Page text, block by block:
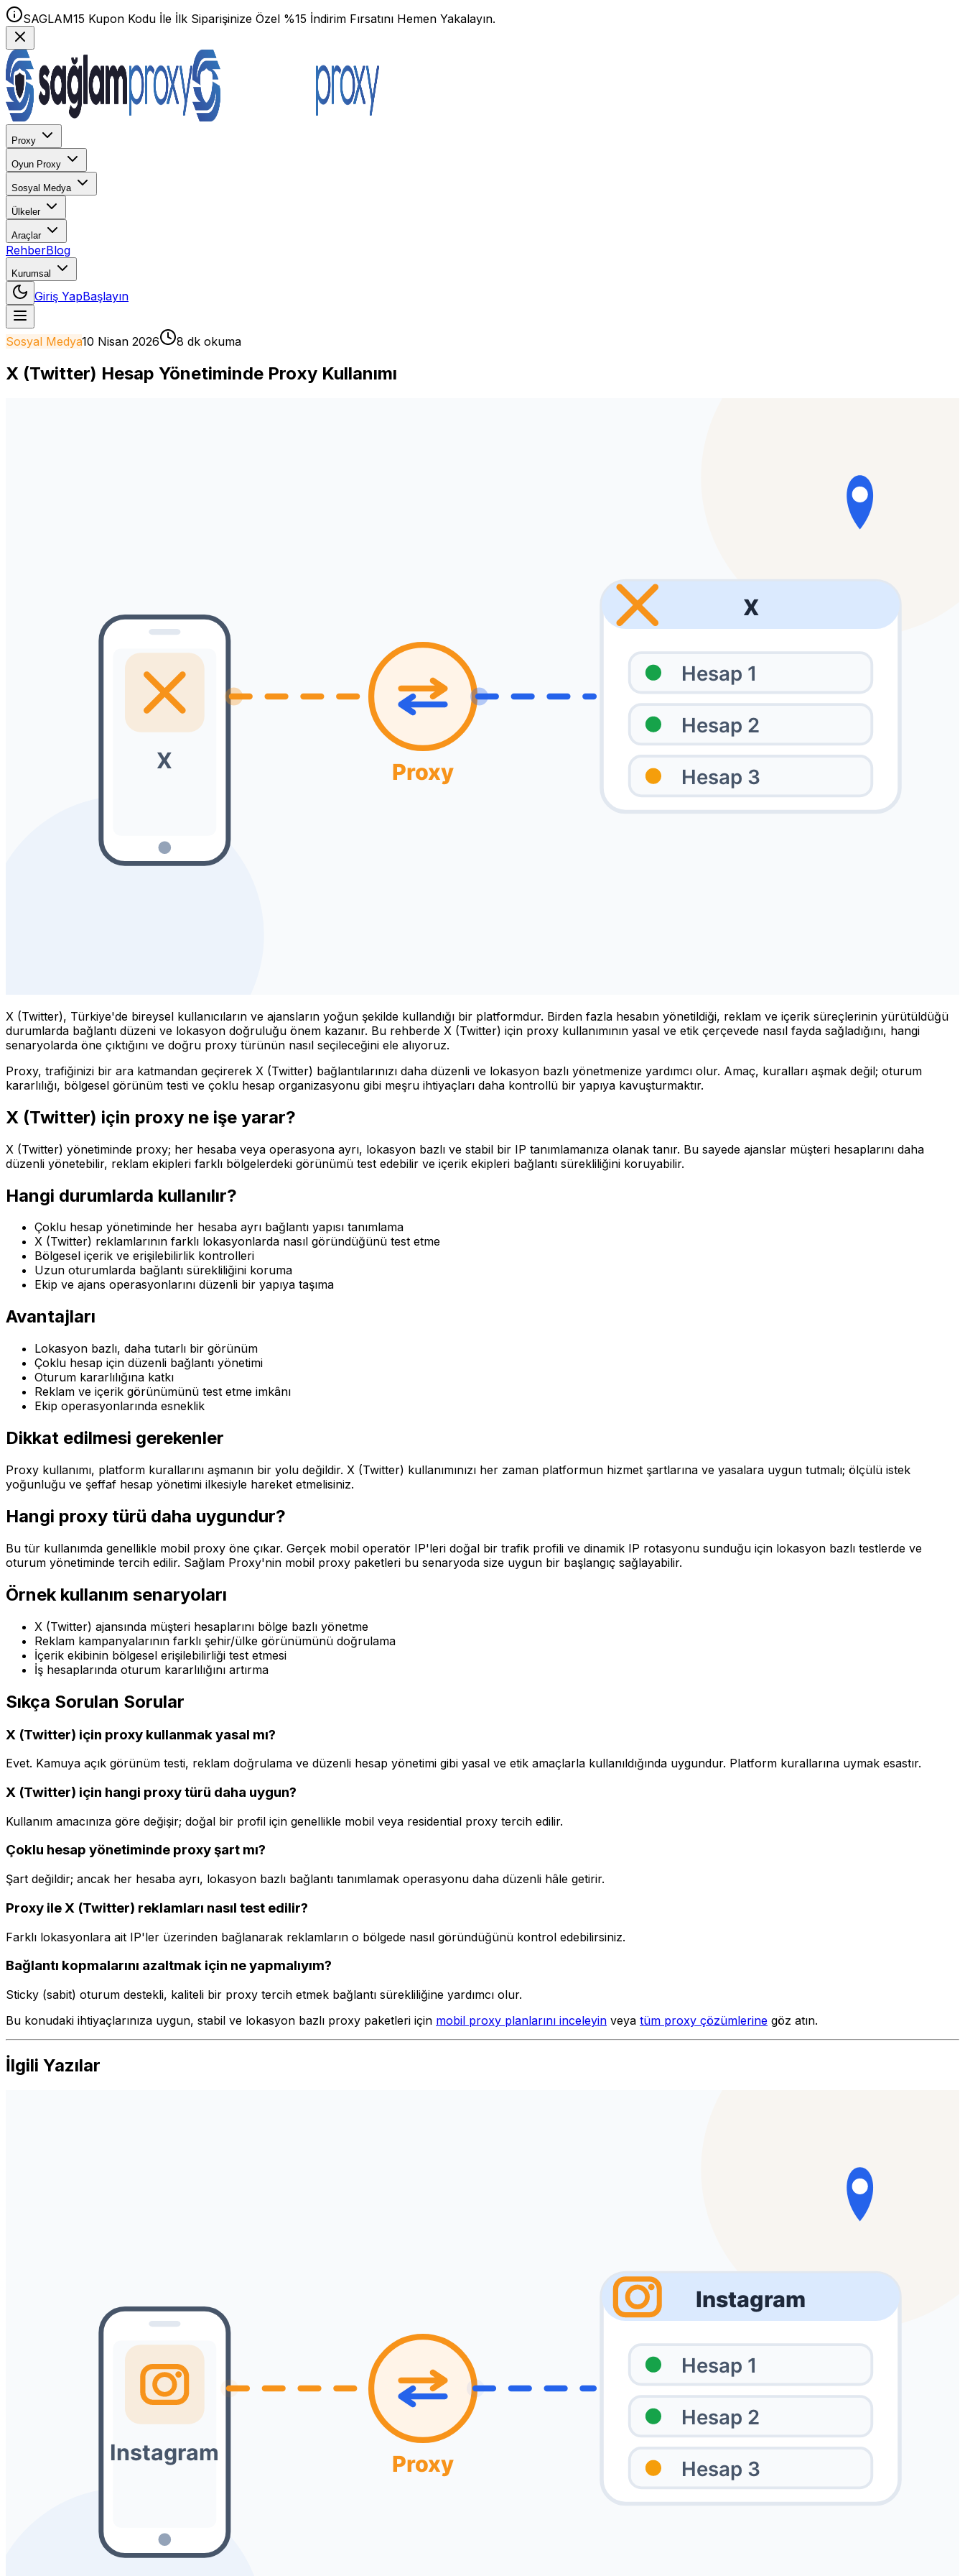
SAGLAM15 Kupon Kodu İle İlk Siparişinize Özel %15 İndirim Fırsatını Hemen Yakalayın.
Proxy
Oyun Proxy
Sosyal Medya
Ülkeler
Araçlar
RehberBlog
Kurumsal
Giriş YapBaşlayın
Sosyal Medya10 Nisan 2026 8 dk okuma
X (Twitter) Hesap Yönetiminde Proxy Kullanımı
X (Twitter), Türkiye'de bireysel kullanıcıların ve ajansların yoğun şekilde kullandığı bir platformdur. Birden fazla hesabın yönetildiği, reklam ve içerik süreçlerinin yürütüldüğü
durumlarda bağlantı düzeni ve lokasyon doğruluğu önem kazanır. Bu rehberde X (Twitter) için proxy kullanımının yasal ve etik çerçevede nasıl fayda sağladığını, hangi
senaryolarda öne çıktığını ve doğru proxy türünün nasıl seçileceğini ele alıyoruz.
Proxy, trafiğinizi bir ara katmandan geçirerek X (Twitter) bağlantılarınızı daha düzenli ve lokasyon bazlı yönetmenize yardımcı olur. Amaç, kuralları aşmak değil; oturum
kararlılığı, bölgesel görünüm testi ve çoklu hesap organizasyonu gibi meşru ihtiyaçları daha kontrollü bir yapıya kavuşturmaktır.
X (Twitter) için proxy ne işe yarar?
X (Twitter) yönetiminde proxy; her hesaba veya operasyona ayrı, lokasyon bazlı ve stabil bir IP tanımlamanıza olanak tanır. Bu sayede ajanslar müşteri hesaplarını daha
düzenli yönetebilir, reklam ekipleri farklı bölgelerdeki görünümü test edebilir ve içerik ekipleri bağlantı sürekliliğini koruyabilir.
Hangi durumlarda kullanılır?
Çoklu hesap yönetiminde her hesaba ayrı bağlantı yapısı tanımlama
X (Twitter) reklamlarının farklı lokasyonlarda nasıl göründüğünü test etme
Bölgesel içerik ve erişilebilirlik kontrolleri
Uzun oturumlarda bağlantı sürekliliğini koruma
Ekip ve ajans operasyonlarını düzenli bir yapıya taşıma
Avantajları
Lokasyon bazlı, daha tutarlı bir görünüm
Çoklu hesap için düzenli bağlantı yönetimi
Oturum kararlılığına katkı
Reklam ve içerik görünümünü test etme imkânı
Ekip operasyonlarında esneklik
Dikkat edilmesi gerekenler
Proxy kullanımı, platform kurallarını aşmanın bir yolu değildir. X (Twitter) kullanımınızı her zaman platformun hizmet şartlarına ve yasalara uygun tutmalı; ölçülü istek
yoğunluğu ve şeffaf hesap yönetimi ilkesiyle hareket etmelisiniz.
Hangi proxy türü daha uygundur?
Bu tür kullanımda genellikle mobil proxy öne çıkar. Gerçek mobil operatör IP'leri doğal bir trafik profili ve dinamik IP rotasyonu sunduğu için lokasyon bazlı testlerde ve
oturum yönetiminde tercih edilir. Sağlam Proxy'nin mobil proxy paketleri bu senaryoda size uygun bir başlangıç sağlayabilir.
Örnek kullanım senaryoları
X (Twitter) ajansında müşteri hesaplarını bölge bazlı yönetme
Reklam kampanyalarının farklı şehir/ülke görünümünü doğrulama
İçerik ekibinin bölgesel erişilebilirliği test etmesi
İş hesaplarında oturum kararlılığını artırma
Sıkça Sorulan Sorular
X (Twitter) için proxy kullanmak yasal mı?
Evet. Kamuya açık görünüm testi, reklam doğrulama ve düzenli hesap yönetimi gibi yasal ve etik amaçlarla kullanıldığında uygundur. Platform kurallarına uymak esastır.
X (Twitter) için hangi proxy türü daha uygun?
Kullanım amacınıza göre değişir; doğal bir profil için genellikle mobil veya residential proxy tercih edilir.
Çoklu hesap yönetiminde proxy şart mı?
Şart değildir; ancak her hesaba ayrı, lokasyon bazlı bağlantı tanımlamak operasyonu daha düzenli hâle getirir.
Proxy ile X (Twitter) reklamları nasıl test edilir?
Farklı lokasyonlara ait IP'ler üzerinden bağlanarak reklamların o bölgede nasıl göründüğünü kontrol edebilirsiniz.
Bağlantı kopmalarını azaltmak için ne yapmalıyım?
Sticky (sabit) oturum destekli, kaliteli bir proxy tercih etmek bağlantı sürekliliğine yardımcı olur.
Bu konudaki ihtiyaçlarınıza uygun, stabil ve lokasyon bazlı proxy paketleri için mobil proxy planlarını inceleyin veya tüm proxy çözümlerine göz atın.
İlgili Yazılar